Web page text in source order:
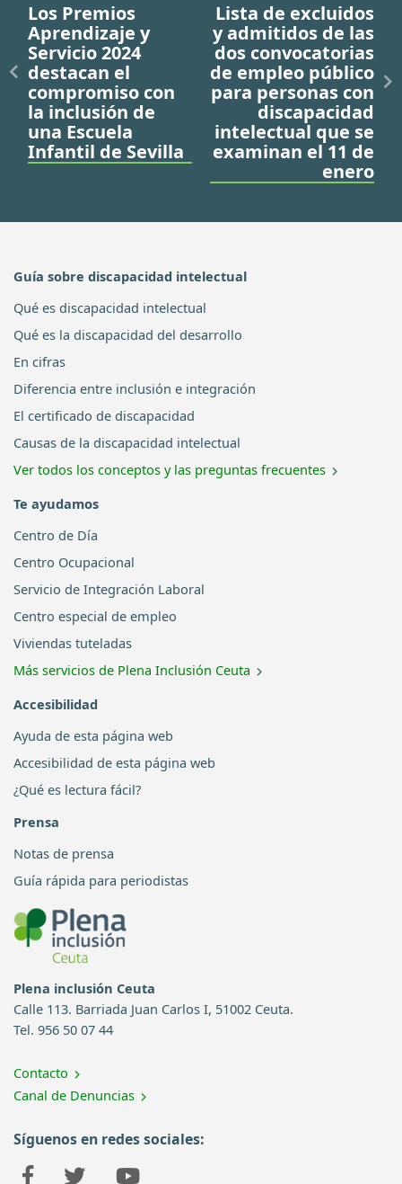
Los Premios
Aprendizaje y
Servicio 2024
destacan el
compromiso con
la inclusión de
una Escuela
Infantil de Sevilla
Lista de excluidos
y admitidos de las
dos convocatorias
de empleo público
para personas con
discapacidad
intelectual que se
examinan el 11 de
enero
Guía sobre discapacidad intelectual
Qué es discapacidad intelectual
Qué es la discapacidad del desarrollo
En cifras
Diferencia entre inclusión e integración
El certificado de discapacidad
Causas de la discapacidad intelectual
Ver todos los conceptos y las preguntas frecuentes
Te ayudamos
Centro de Día
Centro Ocupacional
Servicio de Integración Laboral
Centro especial de empleo
Viviendas tuteladas
Más servicios de Plena Inclusión Ceuta
Accesibilidad
Ayuda de esta página web
Accesibilidad de esta página web
¿Qué es lectura fácil?
Prensa
Notas de prensa
Guía rápida para periodistas
Plena inclusión Ceuta
Calle 113. Barriada Juan Carlos I, 51002 Ceuta.
Tel. 956 50 07 44
Contacto
Canal de Denuncias
Síguenos en redes sociales: